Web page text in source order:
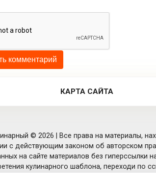
КАРТА САЙТА
© 2026 | Все права на материалы,
с действующим законом об авторском
на сайте материалов без гиперссылки
кулинарного шаблона, переходи по